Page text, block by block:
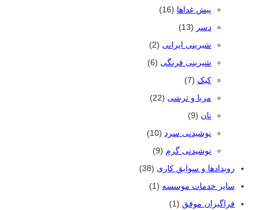
پیش غداها (16)
دسر (13)
شیرینی ایرانی (2)
شیرینی فرنگی (6)
کیک (7)
مربا و ترشی (22)
نان (9)
نوشیدنی سرد (10)
نوشیدنی گرم (9)
رویدادها و سوابق کاری (38)
سایر خدمات موسسه (1)
فراگیران موفق (1)